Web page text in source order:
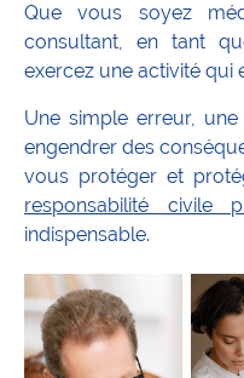
Que vous soyez
consultant, en tant
exercez une activité qui
Une simple erreur,
engendrer des
vous protéger et
responsabilité civile
indispensable.